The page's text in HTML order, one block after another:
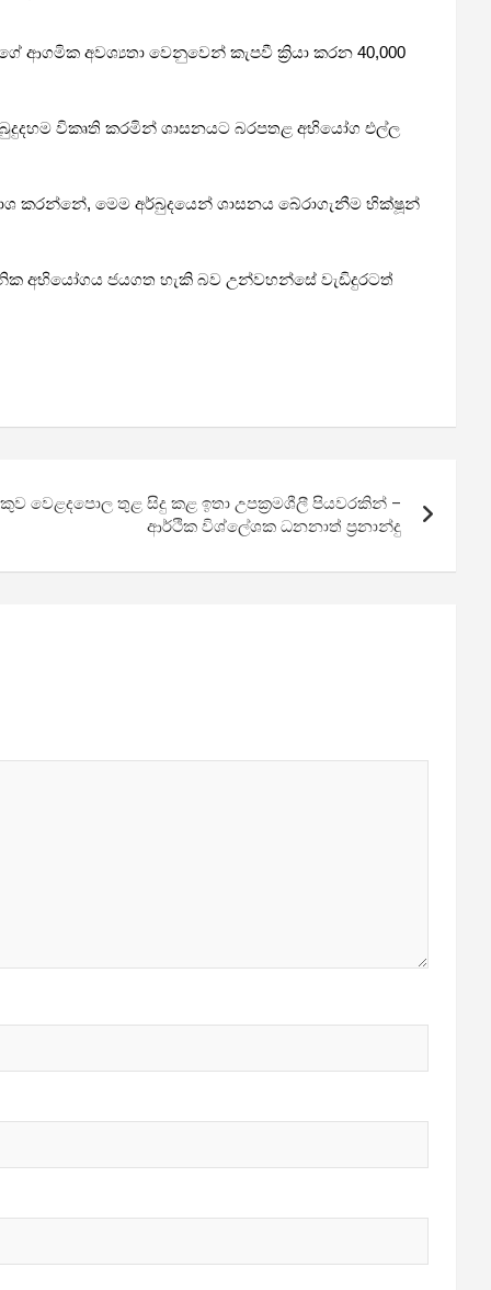
ආගමික අවශ්‍යතා වෙනුවෙන් කැපවී ක්‍රියා කරන 40,000
විකෘති කරමින් ශාසනයට බරපතළ අභියෝග එල්ල
කරන්නේ, මෙම අර්බුදයෙන් ශාසනය බේරාගැනීම භික්ෂූන්
අභියෝගය ජයගත හැකි බව උන්වහන්සේ වැඩිදුරටත්
වෙළදපොල තුළ සිදු කළ ඉතා උපක්‍රමශීලී පියවරකින් –
ආර්ථික විශ්ලේශක ධනනාත් ප්‍රනාන්දු